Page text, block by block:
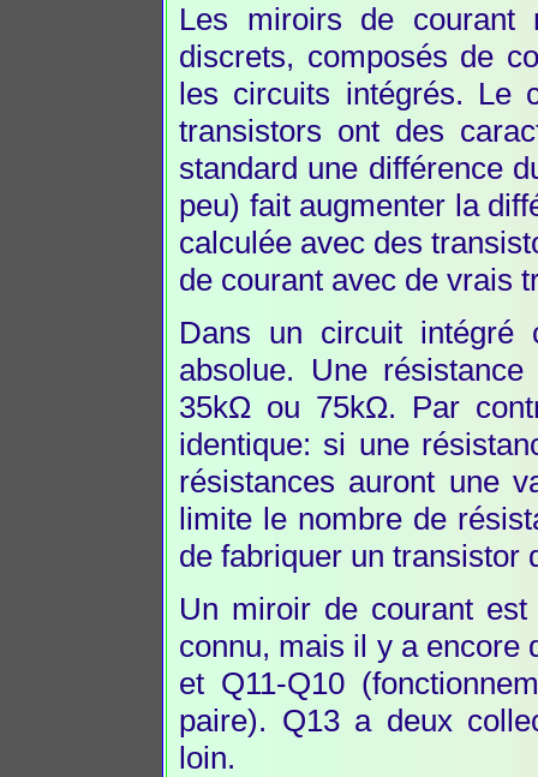
Les miroirs de
discrets, composés de
les circuits intégrés. Le
transistors ont des
standard une différence
peu) fait augmenter la
calculée avec des
de courant avec de vrais
Dans un circuit intégré
absolue. Une
35kΩ ou 75kΩ. Par
identique: si une
résistances auront une
limite le nombre de
de fabriquer un transistor
Un miroir de courant
connu, mais il y a encore
et Q11-Q10
paire). Q13 a deux
loin.